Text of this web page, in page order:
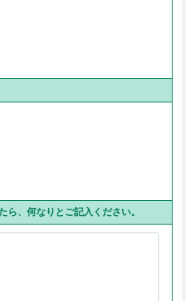
ら、何なりとご記入ください。